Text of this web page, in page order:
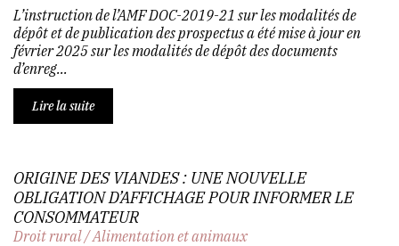
L’instruction de l’AMF DOC-2019-21 sur les modalités de
dépôt et de publication des prospectus a été mise à jour en
février 2025 sur les modalités de dépôt des documents
d’enreg...
Lire la suite
ORIGINE DES VIANDES : UNE NOUVELLE
OBLIGATION D’AFFICHAGE POUR INFORMER LE
CONSOMMATEUR
Droit rural/Alimentation et animaux